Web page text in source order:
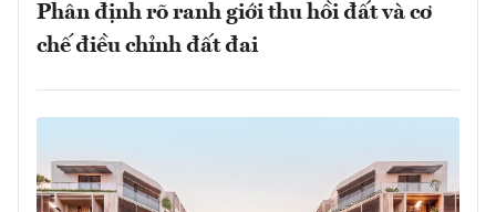
Phân định rõ ranh giới thu hồi đất và cơ
chế điều chỉnh đất đai